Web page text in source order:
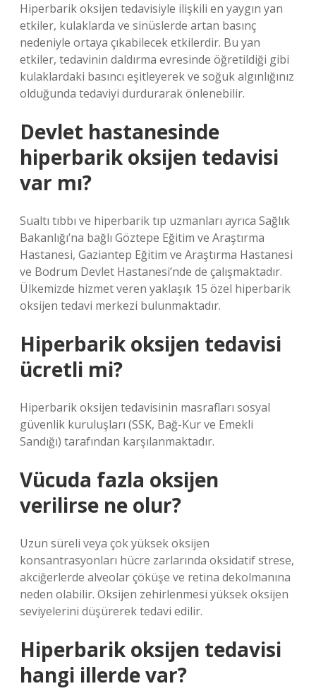
Hiperbarik oksijen tedavisiyle ilişkili en yaygın yan
etkiler, kulaklarda ve sinüslerde artan basınç
nedeniyle ortaya çıkabilecek etkilerdir. Bu yan
etkiler, tedavinin daldırma evresinde öğretildiği gibi
kulaklardaki basıncı eşitleyerek ve soğuk algınlığınız
olduğunda tedaviyi durdurarak önlenebilir.
Devlet hastanesinde
hiperbarik oksijen tedavisi
var mı?
Sualtı tıbbı ve hiperbarik tıp uzmanları ayrıca Sağlık
Bakanlığı’na bağlı Göztepe Eğitim ve Araştırma
Hastanesi, Gaziantep Eğitim ve Araştırma Hastanesi
ve Bodrum Devlet Hastanesi’nde de çalışmaktadır.
Ülkemizde hizmet veren yaklaşık 15 özel hiperbarik
oksijen tedavi merkezi bulunmaktadır.
Hiperbarik oksijen tedavisi
ücretli mi?
Hiperbarik oksijen tedavisinin masrafları sosyal
güvenlik kuruluşları (SSK, Bağ-Kur ve Emekli
Sandığı) tarafından karşılanmaktadır.
Vücuda fazla oksijen
verilirse ne olur?
Uzun süreli veya çok yüksek oksijen
konsantrasyonları hücre zarlarında oksidatif strese,
akciğerlerde alveolar çöküşe ve retina dekolmanına
neden olabilir. Oksijen zehirlenmesi yüksek oksijen
seviyelerini düşürerek tedavi edilir.
Hiperbarik oksijen tedavisi
hangi illerde var?